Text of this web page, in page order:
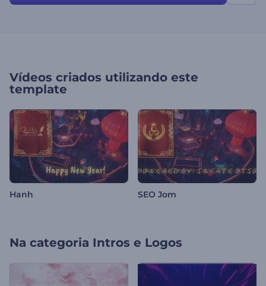
Vídeos criados utilizando este
template
Hanh SEO Jom
Na categoria Intros e Logos